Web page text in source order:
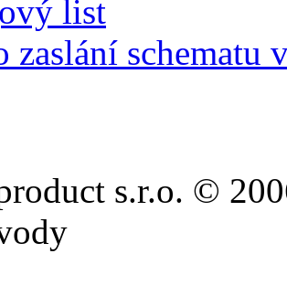
list
zaslání schematu
s.r.o. ©